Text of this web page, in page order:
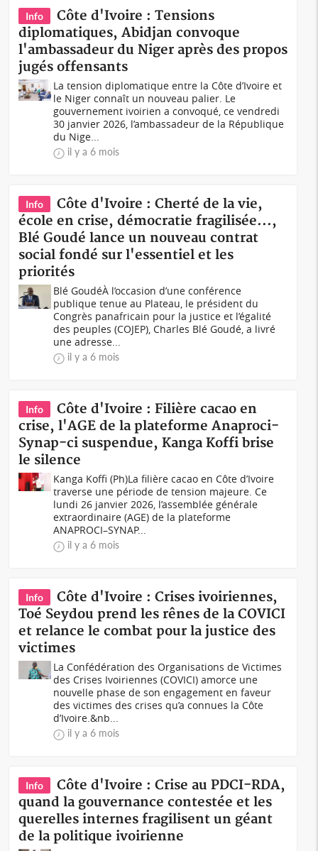
Info
Côte d'Ivoire : Tensions
diplomatiques, Abidjan convoque
l'ambassadeur du Niger après des propos
jugés offensants
La tension diplomatique entre la Côte d’Ivoire et
le Niger connaît un nouveau palier. Le
gouvernement ivoirien a convoqué, ce vendredi
30 janvier 2026, l’ambassadeur de la République
du Nige...
il y a 6 mois
Info
Côte d'Ivoire : Cherté de la vie,
école en crise, démocratie fragilisée...,
Blé Goudé lance un nouveau contrat
social fondé sur l'essentiel et les
priorités
Blé GoudéÀ l’occasion d’une conférence
publique tenue au Plateau, le président du
Congrès panafricain pour la justice et l’égalité
des peuples (COJEP), Charles Blé Goudé, a livré
une adresse...
il y a 6 mois
Info
Côte d'Ivoire : Filière cacao en
crise, l'AGE de la plateforme Anaproci-
Synap-ci suspendue, Kanga Koffi brise
le silence
Kanga Koffi (Ph)La filière cacao en Côte d’Ivoire
traverse une période de tension majeure. Ce
lundi 26 janvier 2026, l’assemblée générale
extraordinaire (AGE) de la plateforme
ANAPROCI–SYNAP...
il y a 6 mois
Info
Côte d'Ivoire : Crises ivoiriennes,
Toé Seydou prend les rênes de la COVICI
et relance le combat pour la justice des
victimes
La Confédération des Organisations de Victimes
des Crises Ivoiriennes (COVICI) amorce une
nouvelle phase de son engagement en faveur
des victimes des crises qu’a connues la Côte
d’Ivoire.&nb...
il y a 6 mois
Info
Côte d'Ivoire : Crise au PDCI-RDA,
quand la gouvernance contestée et les
querelles internes fragilisent un géant
de la politique ivoirienne